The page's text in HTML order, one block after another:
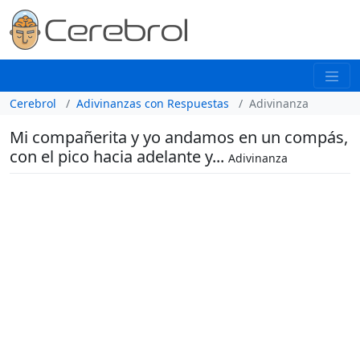
Cerebrol Adivinanzas con Respuestas Adivinanza
Mi compañerita y yo andamos en un compás,
con el pico hacia adelante y... Adivinanza